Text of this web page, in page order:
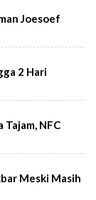
Joesoef
2 Hari
Tajam, NFC
Meski Masih